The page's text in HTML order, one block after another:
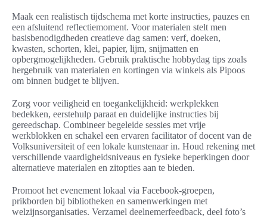
Maak een realistisch tijdschema met korte instructies, pauzes en
een afsluitend reflectiemoment. Voor materialen stelt men
basisbenodigdheden creatieve dag samen: verf, doeken,
kwasten, schorten, klei, papier, lijm, snijmatten en
opbergmogelijkheden. Gebruik praktische hobbydag tips zoals
hergebruik van materialen en kortingen via winkels als Pipoos
om binnen budget te blijven.
Zorg voor veiligheid en toegankelijkheid: werkplekken
bedekken, eerstehulp paraat en duidelijke instructies bij
gereedschap. Combineer begeleide sessies met vrije
werkblokken en schakel een ervaren facilitator of docent van de
Volksuniversiteit of een lokale kunstenaar in. Houd rekening met
verschillende vaardigheidsniveaus en fysieke beperkingen door
alternatieve materialen en zitopties aan te bieden.
Promoot het evenement lokaal via Facebook-groepen,
prikborden bij bibliotheken en samenwerkingen met
welzijnsorganisaties. Verzamel deelnemerfeedback, deel foto’s